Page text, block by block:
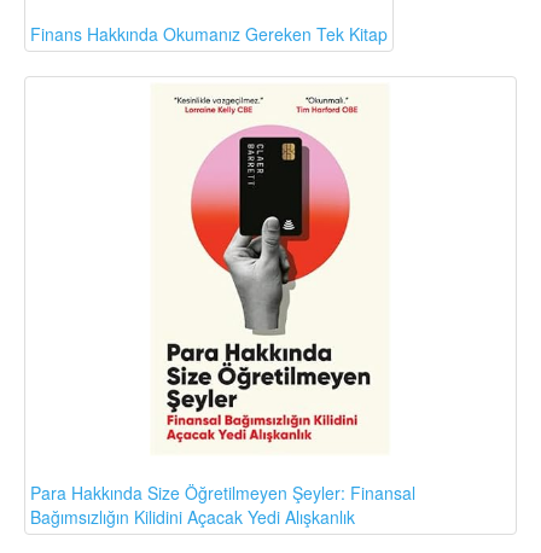
Finans Hakkında Okumanız Gereken Tek Kitap
Para Hakkında Size Öğretilmeyen Şeyler: Finansal
Bağımsızlığın Kilidini Açacak Yedi Alışkanlık